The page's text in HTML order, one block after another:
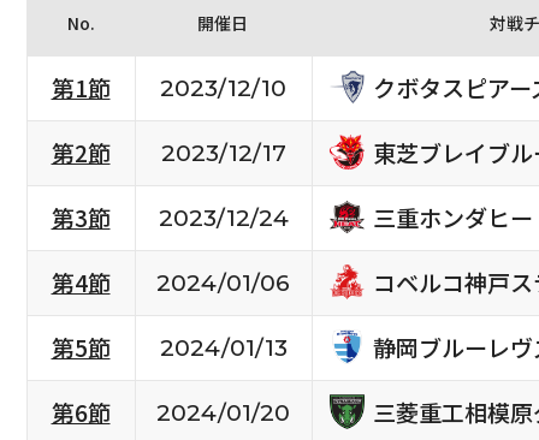
No. 開催日 対戦
第1節 2023/12/10
クボタスピア
第2節
2023/12/17
東芝ブレイブ
第3節
2023/12/24
三重ホンダヒー
第4節
2024/01/06
コベルコ神戸
第5節
2024/01/13
静岡ブルーレヴ
第6節
2024/01/20
三菱重工相模